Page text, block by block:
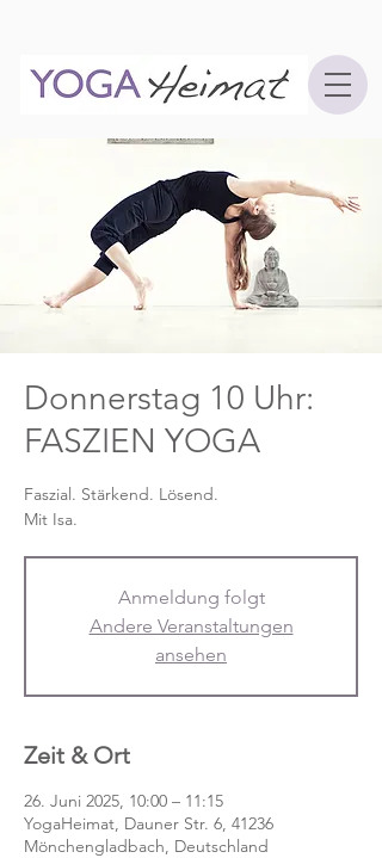
Donnerstag 10 Uhr:
FASZIEN YOGA
Faszial. Stärkend. Lösend.
Mit Isa.
Anmeldung folgt
Andere Veranstaltungen
ansehen
Zeit & Ort
26. Juni 2025, 10:00 – 11:15
YogaHeimat, Dauner Str. 6, 41236
Mönchengladbach, Deutschland